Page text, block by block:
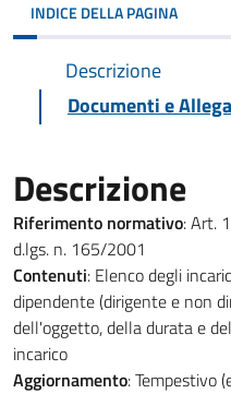
INDICE DELLA PAGINA
Descrizione
Documenti e
Descrizione
Riferimento normativo: Art.
d.lgs. n. 165/2001
Contenuti: Elenco degli
dipendente (dirigente e non
dell'oggetto, della durata e
incarico
Aggiornamento: Tempestivo